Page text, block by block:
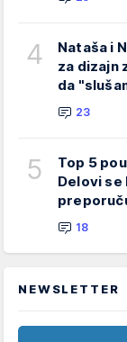
4
Nataša i
za dizajn
da
23
5
Top 5
Delovi
18
NEWSLETTER